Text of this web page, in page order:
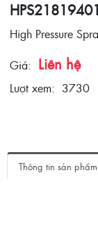
High Pressure
Giá: Liên hệ
Lượt xem: 3730
Thông tin sản phẩm